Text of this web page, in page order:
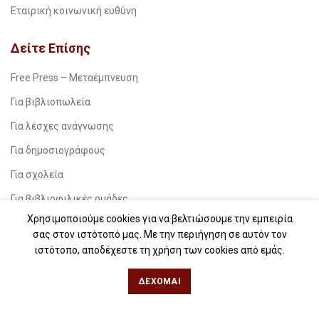
Εταιρική κοινωνική ευθύνη
Δείτε Επίσης
Free Press – Μεταέμπνευση
Για βιβλιοπωλεία
Για λέσχες ανάγνωσης
Για δημοσιογράφους
Για σχολεία
Για βιβλιοφιλικές ομάδες
Θεσσαλονίκη
Χρησιμοποιούμε cookies για να βελτιώσουμε την εμπειρία
σας στον ιστότοπό μας. Με την περιήγηση σε αυτόν τον
ιστότοπο, αποδέχεστε τη χρήση των cookies από εμάς.
ΔΈΧΟΜΑΙ